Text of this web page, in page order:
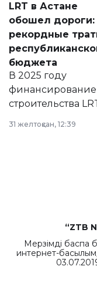
документ
появился в базе
нормативных
правовых актов и
на сайте маслихат
города.
LRT в Астане
обошел дороги:
рекордные
бюджета
В 2025 году
финансирование
строительства
республиканского
31 желтоқсан, 12:39
“ZTB
Мерзімді баспа
интернет-